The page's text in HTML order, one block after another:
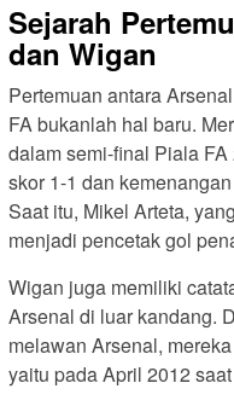
Sejarah
dan Wigan
Pertemuan antara
FA bukanlah hal baru.
dalam semi-final Piala
skor 1-1 dan
Saat itu, Mikel Arteta,
menjadi pencetak gol
Wigan juga memiliki
Arsenal di luar kandang.
melawan Arsenal,
yaitu pada April 2012